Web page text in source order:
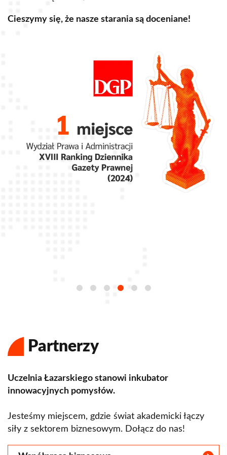
Cieszymy się, że nasze starania są doceniane!
Partnerzy
Uczelnia Łazarskiego stanowi inkubator
innowacyjnych pomysłów.
Jesteśmy miejscem, gdzie świat akademicki łączy
siły z sektorem biznesowym. Dołącz do nas!